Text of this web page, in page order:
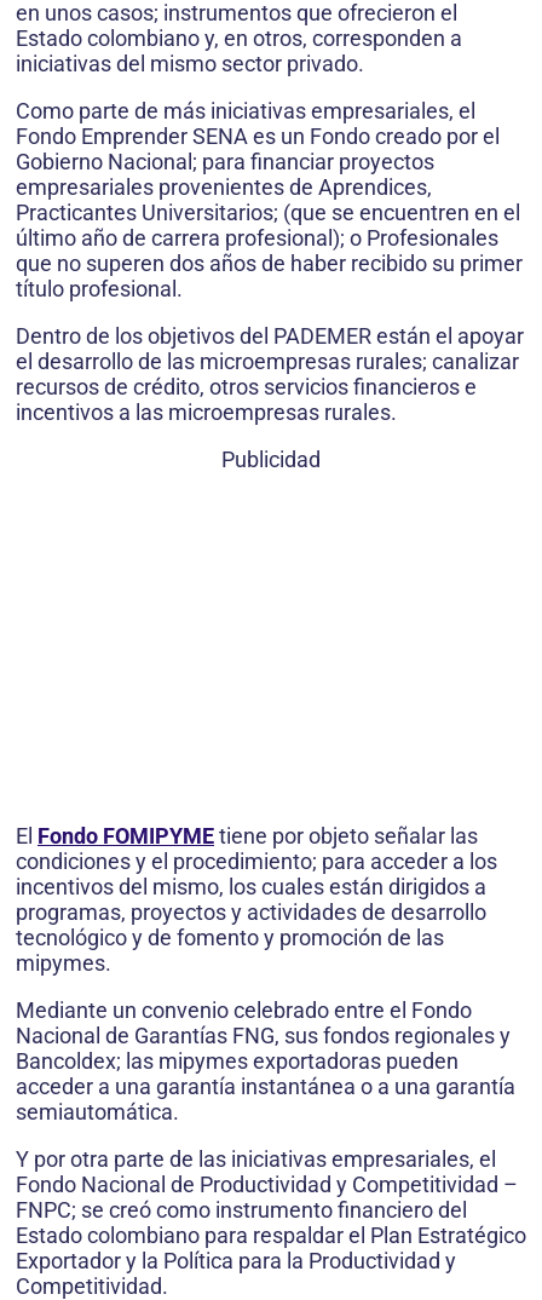
en unos casos; instrumentos que ofrecieron el
Estado colombiano y, en otros, corresponden a
iniciativas del mismo sector privado.
Como parte de más iniciativas empresariales, el
Fondo Emprender SENA es un Fondo creado por el
Gobierno Nacional; para financiar proyectos
empresariales provenientes de Aprendices,
Practicantes Universitarios; (que se encuentren en el
último año de carrera profesional); o Profesionales
que no superen dos años de haber recibido su primer
título profesional.
Dentro de los objetivos del PADEMER están el apoyar
el desarrollo de las microempresas rurales; canalizar
recursos de crédito, otros servicios financieros e
incentivos a las microempresas rurales.
Publicidad
El Fondo FOMIPYMEtiene por objeto señalar las
condiciones y el procedimiento; para acceder a los
incentivos del mismo, los cuales están dirigidos a
programas, proyectos y actividades de desarrollo
tecnológico y de fomento y promoción de las
mipymes.
Mediante un convenio celebrado entre el Fondo
Nacional de Garantías FNG, sus fondos regionales y
Bancoldex; las mipymes exportadoras pueden
acceder a una garantía instantánea o a una garantía
semiautomática.
Y por otra parte de las iniciativas empresariales, el
Fondo Nacional de Productividad y Competitividad –
FNPC; se creó como instrumento financiero del
Estado colombiano para respaldar el Plan Estratégico
Exportador y la Política para la Productividad y
Competitividad.